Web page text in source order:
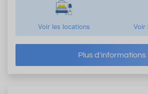
Voir les locations Voir
Plus d'informations